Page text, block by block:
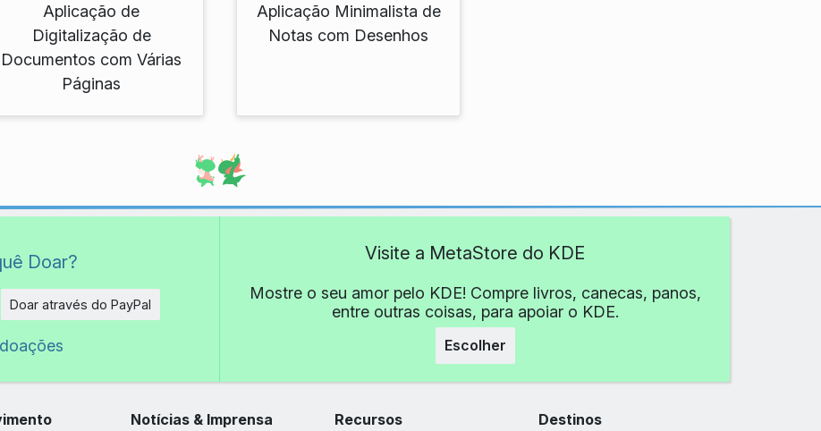
Aplicação de
Digitalização de
Documentos com Várias
Páginas
Aplicação Minimalista de
Notas com Desenhos
Doar?
Doar através do PayPal
Visite a MetaStore do KDE
Mostre o seu amor pelo KDE! Compre livros, canecas, panos,
entre outras coisas, para apoiar o KDE.
Escolher
Notícias & Imprensa Recursos Destinos